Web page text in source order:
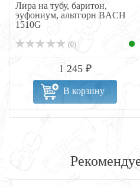
Лира на тубу, баритон,
эуфониум, альтгорн BACH
1510G
(0)
1 245 ₽
В корзину